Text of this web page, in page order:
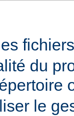
du
le